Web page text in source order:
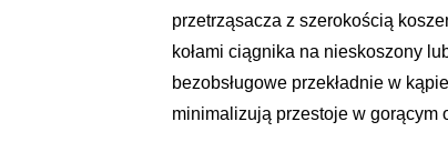
przetrząsacza z szerokością
kołami ciągnika na nieskoszony
bezobsługowe przekładnie w
minimalizują przestoje w gorącym